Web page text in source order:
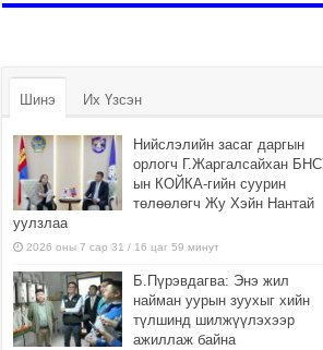
Шинэ Их Үзсэн
Нийслэлийн засаг даргын
орлогч Г.Жаргалсайхан
ын КОЙКА-гийн суурин
төлөөлөгч Жу Хэйн Нантай
уулзлаа
2026 оны 7 сар 31 / 16 цаг 59 минут
Б.Пүрэвдагва: Энэ жил
найман уурын зуухыг хийн
түлшинд шилжүүлэхээр
ажиллаж байна